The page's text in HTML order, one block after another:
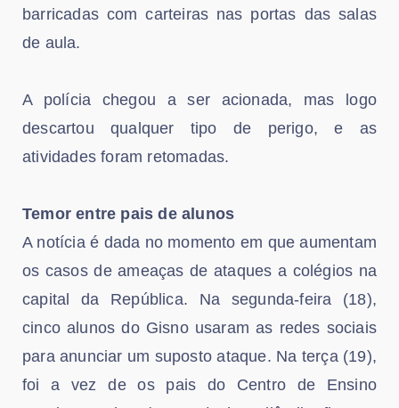
barricadas com carteiras nas portas das salas
de aula.
A polícia chegou a ser acionada, mas logo
descartou qualquer tipo de perigo, e as
atividades foram retomadas.
Temor entre pais de alunos
A notícia é dada no momento em que aumentam
os casos de ameaças de ataques a colégios na
capital da República. Na segunda-feira (18),
cinco alunos do Gisno usaram as redes sociais
para anunciar um suposto ataque. Na terça (19),
foi a vez de os pais do Centro de Ensino